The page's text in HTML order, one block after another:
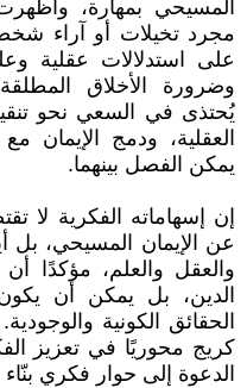
المسيحي بمهارة،
مجرد تخيلات أو آراء
على استدلالات عقلية
وضرورة الأخلاق
يُحتذى في السعي نحو
العقلية، ودمج
يمكن الفصل بينهما.
إن إسهاماته الفكرية لا
عن الإيمان المسيحي، بل
والعقل والعلم، مؤكدًا
الدين، بل يمكن أن
الحقائق الكونية
كريج محوريًا في تعزيز
الدعوة إلى حوار فكري بنّاء